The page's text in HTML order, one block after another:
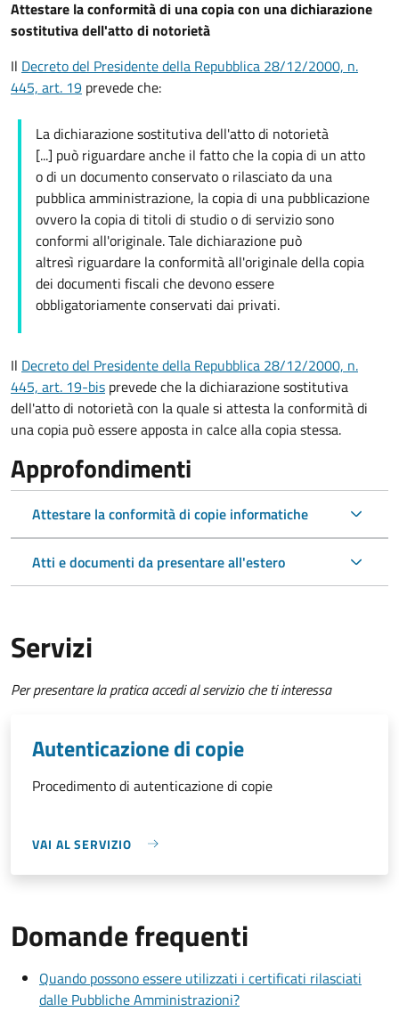
Attestare la conformità di una copia con una dichiarazione
sostitutiva dell'atto di notorietà
Il Decreto del Presidente della Repubblica 28/12/2000, n.
445, art. 19 prevede che:
La dichiarazione sostitutiva dell'atto di notorietà
[...] può riguardare anche il fatto che la copia di un atto
o di un documento conservato o rilasciato da una
pubblica amministrazione, la copia di una pubblicazione
ovvero la copia di titoli di studio o di servizio sono
conformi all'originale. Tale dichiarazione può
altresì riguardare la conformità all'originale della copia
dei documenti fiscali che devono essere
obbligatoriamente conservati dai privati.
Il Decreto del Presidente della Repubblica 28/12/2000, n.
445, art. 19-bis prevede che la dichiarazione sostitutiva
dell'atto di notorietà con la quale si attesta la conformità di
una copia può essere apposta in calce alla copia stessa.
Approfondimenti
Attestare la conformità di copie informatiche
Atti e documenti da presentare all'estero
Servizi
Per presentare la pratica accedi al servizio che ti interessa
Autenticazione di copie
Procedimento di autenticazione di copie
VAI AL SERVIZIO
Domande frequenti
Quando possono essere utilizzati i certificati rilasciati
dalle Pubbliche Amministrazioni?